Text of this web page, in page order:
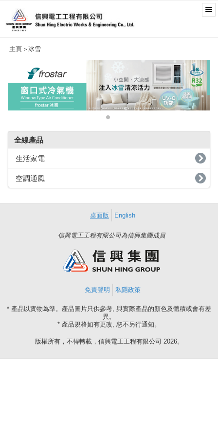
主頁 > 冰雪
全線產品
生活家電
空調通風
桌面版 English
信興電工工程有限公司為信興集團成員
免責聲明 私隱政策
* 產品以實物為準。產品圖片只供參考, 與實際產品的顏色及體積或會有差
異。
* 產品規格如有更改, 恕不另行通知。
版權所有，不得轉載，信興電工工程有限公司 2026。